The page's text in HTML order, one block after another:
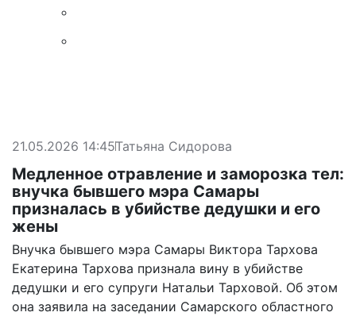
21.05.2026 14:45Татьяна Сидорова
Медленное отравление и заморозка тел:
внучка бывшего мэра Самары
призналась в убийстве дедушки и его
жены
Внучка бывшего мэра Самары Виктора Тархова
Екатерина Тархова признала вину в убийстве
дедушки и его супруги Натальи Тарховой. Об этом
она заявила на заседании Самарского областного